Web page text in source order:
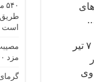
بر اساس گزارش رسیده به سازمان حقوق بشری هه‌نگاو، ساعات ۷ صبح روز یک‌شنبه ۷ تیر
وی
است
مزد ۶۰ درصد افزایش یافت، نان ۱۴۰ درصد گران شد!